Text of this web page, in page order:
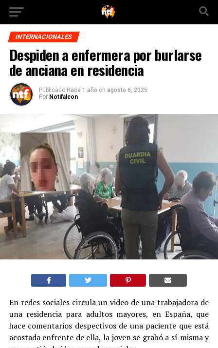
INTERNACIONALES
Despiden a enfermera por burlarse
de anciana en residencia
Publicado Hace 1 año on agosto 6, 2025
Por Notifalcon
En redes sociales circula un video de una trabajadora de
una residencia para adultos mayores, en España, que
hace comentarios despectivos de una paciente que está
acostada enfrente de ella, la joven se grabó a sí misma y